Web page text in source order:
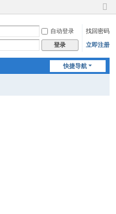
切
到
窄
自动登录
找回密码
登录 立即注册
快捷导航